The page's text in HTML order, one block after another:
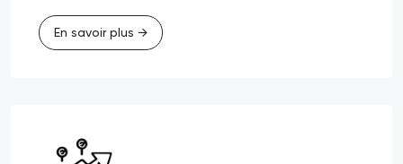
En savoir plus →